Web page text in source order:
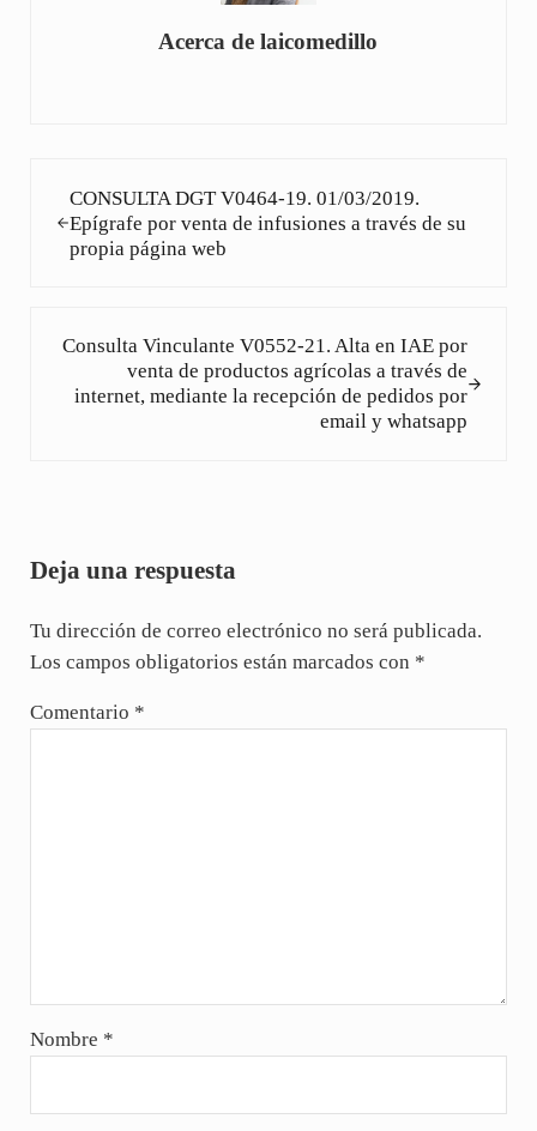
Acerca delaicomedillo
CONSULTA DGT V0464-19. 01/03/2019.
Epígrafe por venta de infusiones a través de su
propia página web
Consulta Vinculante V0552-21. Alta en IAE por
venta de productos agrícolas a través de
internet, mediante la recepción de pedidos por
email y whatsapp
Deja una respuesta
Tu dirección de correo electrónico no será publicada.
Los campos obligatorios están marcados con *
Comentario *
Nombre *